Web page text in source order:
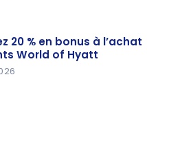
20 % en bonus à l’achat
World of Hyatt